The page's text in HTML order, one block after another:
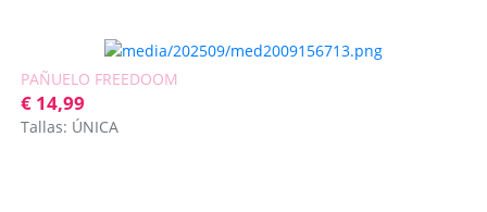
PAÑUELO FREEDOOM
€ 14,99
Tallas: ÚNICA